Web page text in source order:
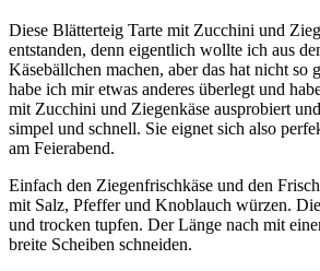
Diese Blätterteig Tarte mit Zucchini und
entstanden, denn eigentlich wollte ich aus
Käsebällchen machen, aber das hat nicht so
habe ich mir etwas anderes überlegt und
mit Zucchini und Ziegenkäse ausprobiert
simpel und schnell. Sie eignet sich also
am Feierabend.
Einfach den Ziegenfrischkäse und den
mit Salz, Pfeffer und Knoblauch würzen.
und trocken tupfen. Der Länge nach mit
breite Scheiben schneiden.